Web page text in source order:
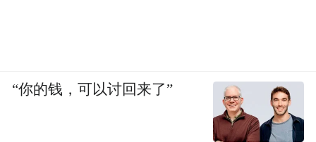
“你的钱，可以讨回来了”